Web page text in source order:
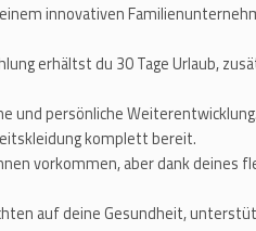
innovativen
erhältst du 30 Tage Urlaub,
und persönliche Weiterentwicklung.
komplett bereit.
vorkommen, aber dank
auf deine Gesundheit,